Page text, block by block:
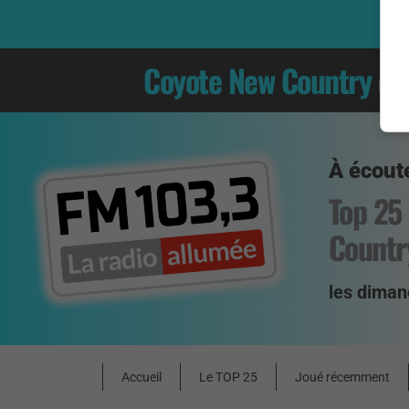
Coyote New Country
À
Top
les
Accueil Le TOP 25 Joué récemment